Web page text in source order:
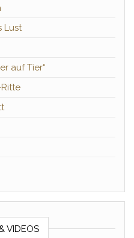
Lust
auf Tier“
VIDEOS